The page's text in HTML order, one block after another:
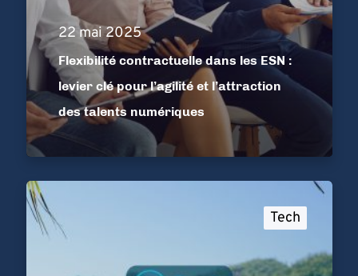
22 mai 2025
Flexibilité contractuelle dans les ESN :
levier clé pour l’agilité et l’attraction
des talents numériques
Tech